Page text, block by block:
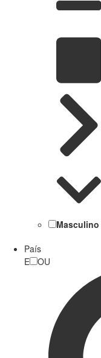
Masculino
País
E
OU